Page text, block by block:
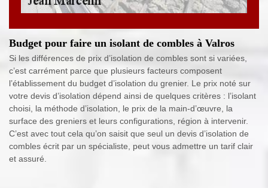
Budget pour faire un isolant de combles à Valros
Si les différences de prix d’isolation de combles sont si variées,
c’est carrément parce que plusieurs facteurs composent
l’établissement du budget d’isolation du grenier. Le prix noté sur
votre devis d’isolation dépend ainsi de quelques critères : l’isolant
choisi, la méthode d’isolation, le prix de la main-d’œuvre, la
surface des greniers et leurs configurations, région à intervenir.
C’est avec tout cela qu’on saisit que seul un devis d’isolation de
combles écrit par un spécialiste, peut vous admettre un tarif clair
et assuré.